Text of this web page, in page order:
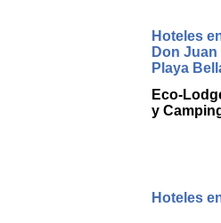
Hoteles
Hoteles
Don Juan
Playa
Eco-
y